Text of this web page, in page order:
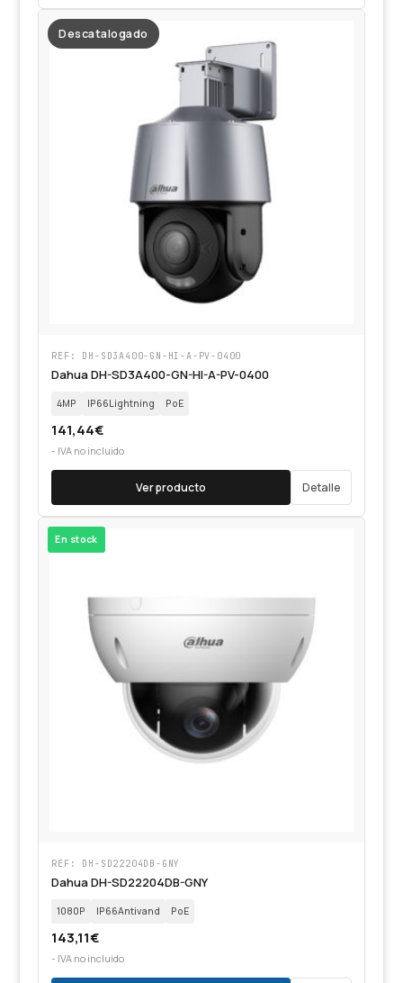
Descatalogado
REF: DH-SD3A400-GN-HI-A-PV-0400
Dahua DH-SD3A400-GN-HI-A-PV-0400
4MP IP66Lightning PoE
141,44€
- IVA no incluido
Ver producto Detalle
En stock
REF: DH-SD22204DB-GNY
Dahua DH-SD22204DB-GNY
1080P IP66Antivand PoE
143,11€
- IVA no incluido